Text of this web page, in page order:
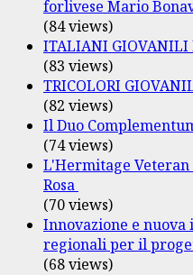
forlivese Mario
(84 views)
ITALIANI GIOVANILI
(83 views)
TRICOLORI
(82 views)
Il Duo
(74 views)
L'Hermitage Veteran
Rosa
(70 views)
Innovazione e
regionali per il
(68 views)